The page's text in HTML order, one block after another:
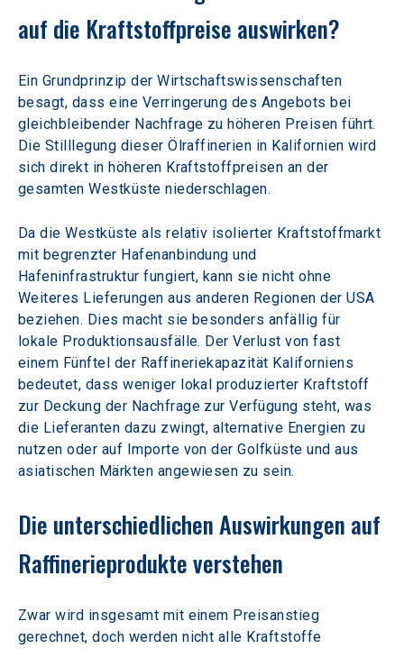
auf die Kraftstoffpreise auswirken?
Ein Grundprinzip der Wirtschaftswissenschaften
besagt, dass eine Verringerung des Angebots bei
gleichbleibender Nachfrage zu höheren Preisen führt.
Die Stilllegung dieser Ölraffinerien in Kalifornien wird
sich direkt in höheren Kraftstoffpreisen an der
gesamten Westküste niederschlagen.
Da die Westküste als relativ isolierter Kraftstoffmarkt
mit begrenzter Hafenanbindung und
Hafeninfrastruktur fungiert, kann sie nicht ohne
Weiteres Lieferungen aus anderen Regionen der USA
beziehen. Dies macht sie besonders anfällig für
lokale Produktionsausfälle. Der Verlust von fast
einem Fünftel der Raffineriekapazität Kaliforniens
bedeutet, dass weniger lokal produzierter Kraftstoff
zur Deckung der Nachfrage zur Verfügung steht, was
die Lieferanten dazu zwingt, alternative Energien zu
nutzen oder auf Importe von der Golfküste und aus
asiatischen Märkten angewiesen zu sein.
Die unterschiedlichen Auswirkungen auf
Raffinerieprodukte verstehen
Zwar wird insgesamt mit einem Preisanstieg
gerechnet, doch werden nicht alle Kraftstoffe